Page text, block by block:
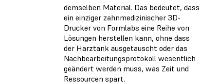
demselben Material. Das bedeutet, dass
ein einziger zahnmedizinischer 3D-
Drucker von Formlabs eine Reihe von
Lösungen herstellen kann, ohne dass
der Harztank ausgetauscht oder das
Nachbearbeitungsprotokoll wesentlich
geändert werden muss, was Zeit und
Ressourcen spart.